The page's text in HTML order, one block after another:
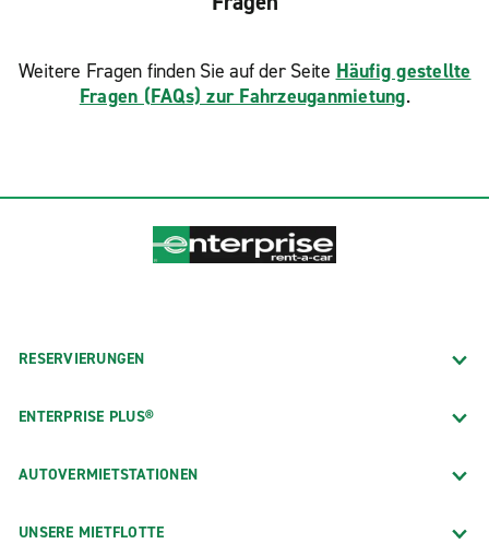
Weitere Fragen finden Sie auf der Seite Häufig gestellte
Fragen (FAQs) zur Fahrzeuganmietung.
RESERVIERUNGEN
ENTERPRISE PLUS®
AUTOVERMIETSTATIONEN
UNSERE MIETFLOTTE